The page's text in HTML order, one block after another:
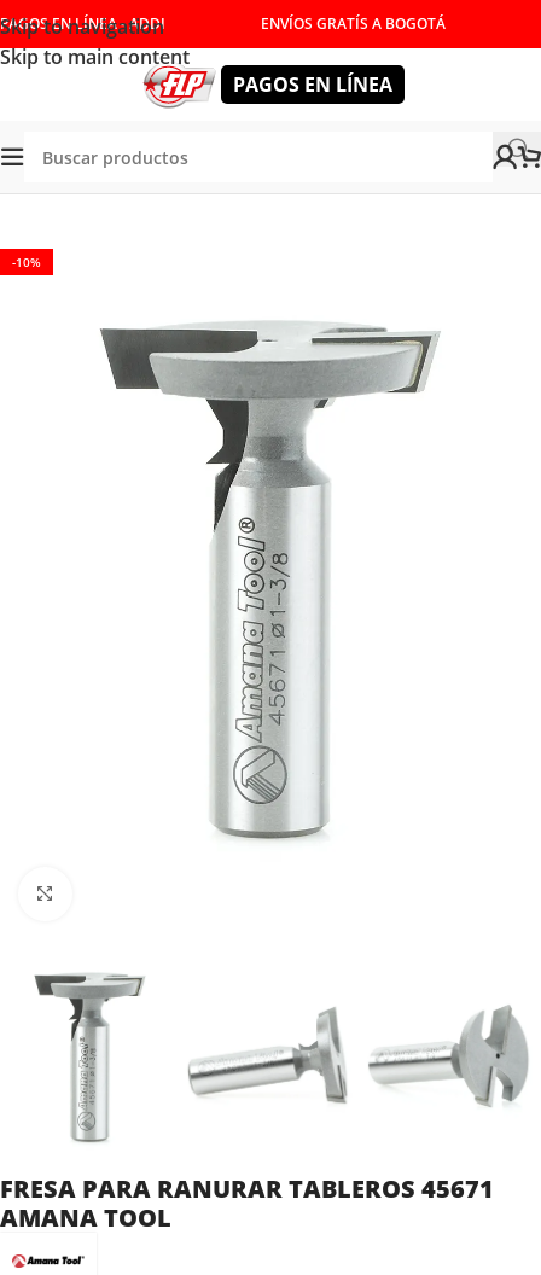
Skip to navigation
Skip to main content
PAGOS EN LÍNEA - ADDI ENVÍOS GRATÍS A BOGOTÁ
PAGOS EN LÍNEA
Tienda/HERRAMIENTAS DE CORTE
-10%
FRESA PARA RANURAR TABLEROS 45671
AMANA TOOL